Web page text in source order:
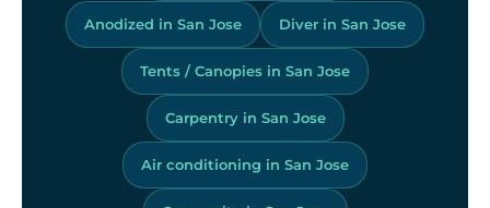
Anodized in San Jose Diver in San Jose
Tents / Canopies in San Jose
Carpentry in San Jose
Air conditioning in San Jose